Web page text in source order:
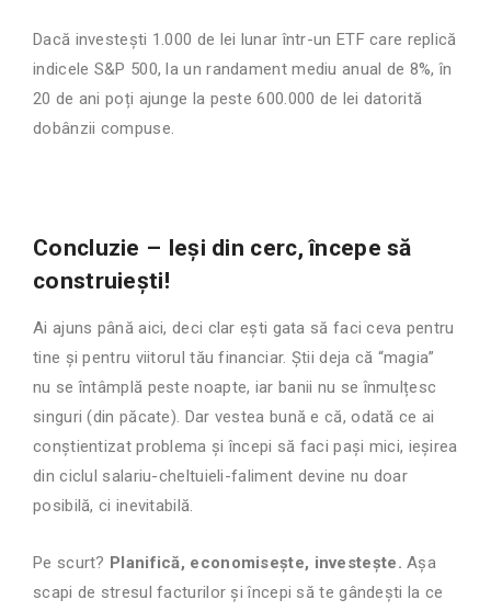
Dacă investești 1.000 de lei lunar într-un ETF care replică
indicele S&P 500, la un randament mediu anual de 8%, în
20 de ani poți ajunge la peste 600.000 de lei datorită
dobânzii compuse.
Concluzie – Ieși din cerc, începe să
construiești!
Ai ajuns până aici, deci clar ești gata să faci ceva pentru
tine și pentru viitorul tău financiar. Știi deja că “magia”
nu se întâmplă peste noapte, iar banii nu se înmulțesc
singuri (din păcate). Dar vestea bună e că, odată ce ai
conștientizat problema și începi să faci pași mici, ieșirea
din ciclul salariu-cheltuieli-faliment devine nu doar
posibilă, ci inevitabilă.
Pe scurt? Planifică, economisește, investește. Așa
scapi de stresul facturilor și începi să te gândești la ce